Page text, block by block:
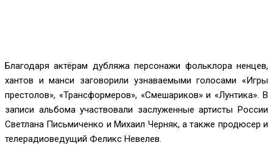
Благодаря актёрам дубляжа персонажи фольклора ненцев,
хантов и манси заговорили узнаваемыми голосами «Игры
престолов», «Трансформеров», «Смешариков» и «Лунтика». В
записи альбома участвовали заслуженные артисты России
Светлана Письмиченко и Михаил Черняк, а также продюсер и
телерадиоведущий Феликс Невелев.